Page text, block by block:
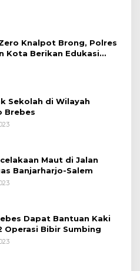
Knalpot Brong, Polres
Kota Berikan Edukasi
Sekolah di Wilayah
Brebes
Maut di Jalan
Banjarharjo-Salem
Dapat Bantuan Kaki
Operasi Bibir Sumbing